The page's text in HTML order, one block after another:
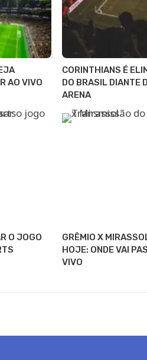
AO VIVO
CORINTHIANS É
DO BRASIL DIANTE
ARENA
O JOGO
GRÊMIO X
HOJE: ONDE VAI
VIVO